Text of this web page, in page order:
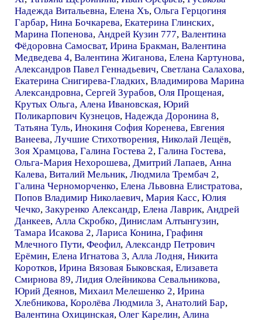
Надежда Витальевна, Елена Хъ, Ольга Герцогиня
Гарбар, Нина Бочкарева, Екатерина Глинских,
Марина Попенова, Андрей Кузин 777, Валентина
Фёдоровна Самосват, Ирина Бракман, Валентина
Медведева 4, Валентина Жиганова, Елена Картунова,
Александров Павел Геннадьевич, Светлана Салахова,
Екатерина Снигирева-Гладких, Владимирова Марина
Александровна, Сергей Зурабов, Оля Прощеная,
Крутых Ольга, Алена Ивановская, Юрий
Поликарпович Кузнецов, Надежда Доронина 8,
Татьяна Туль, Инокиня София Коренева, Евгения
Ванеева, Лучшие Стихотворения, Николай Лещёв,
Зоя Храмцова, Галина Гостева 2, Галина Гостева,
Ольга-Мария Нехорошева, Дмитрий Лапаев, Анна
Калева, Виталий Мельник, Людмила Трембач 2,
Галина Черноморченко, Елена Львовна Елистратова,
Попов Владимир Николаевич, Мария Касс, Юлия
Чечко, Закуренко Александр, Елена Лаврик, Андрей
Данкеев, Алла Скробко, Динислам Алтынгузин,
Тамара Исакова 2, Лариса Конина, Графиня
Млечного Пути, Феофил, Александр Петрович
Ерёмин, Елена Игнатова 3, Алла Лодня, Никита
Коротков, Ирина Вязовая Быковская, Елизавета
Смирнова 89, Лидия Олейникова Севальникова,
Юрий Деянов, Михаил Мелешенко 2, Ирина
Хлебникова, Королёва Людмила 3, Анатолий Бар,
Валентина Охицинская, Олег Карелин, Алина